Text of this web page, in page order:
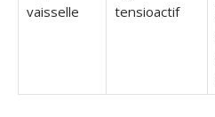
vaisselle
tensioactif